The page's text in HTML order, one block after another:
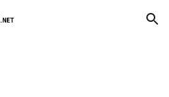
Skip to navigation